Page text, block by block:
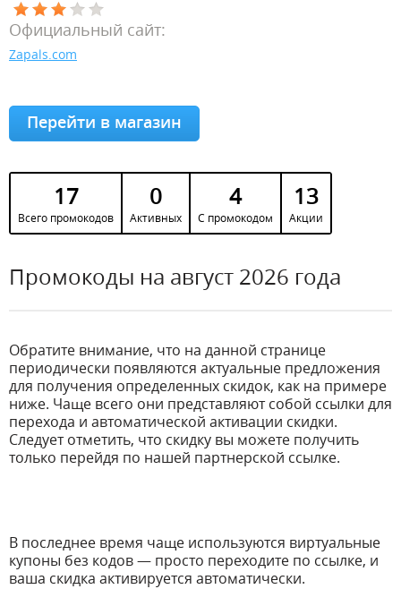
Официальный сайт:
Zapals.com
Перейти в магазин
17
Всего промокодов
0
Активных
4
С промокодом
13
Акции
Промокоды на август 2026 года
Обратите внимание, что на данной странице
периодически появляются актуальные предложения
для получения определенных скидок, как на примере
ниже. Чаще всего они представляют собой ссылки для
перехода и автоматической активации скидки.
Следует отметить, что скидку вы можете получить
только перейдя по нашей партнерской ссылке.
В последнее время чаще используются виртуальные
купоны без кодов — просто переходите по ссылке, и
ваша скидка активируется автоматически.